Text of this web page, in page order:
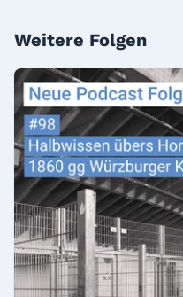
Weitere Folgen